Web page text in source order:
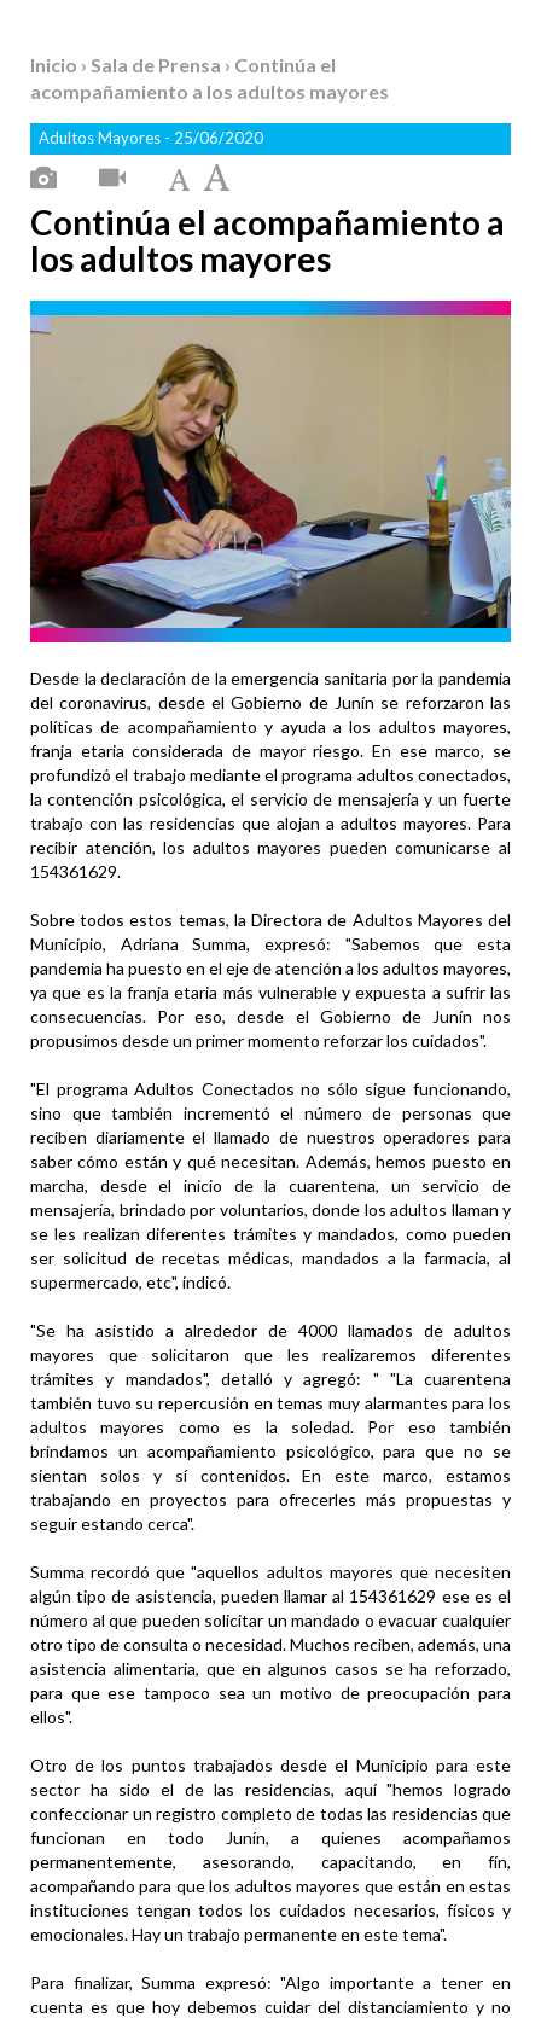
Inicio › Sala de Prensa › Continúa el
acompañamiento a los adultos mayores
Adultos Mayores - 25/06/2020
Continúa el acompañamiento a
los adultos mayores
Desde la declaración de la emergencia sanitaria por la pandemia
del coronavirus, desde el Gobierno de Junín se reforzaron las
políticas de acompañamiento y ayuda a los adultos mayores,
franja etaria considerada de mayor riesgo. En ese marco, se
profundizó el trabajo mediante el programa adultos conectados,
la contención psicológica, el servicio de mensajería y un fuerte
trabajo con las residencias que alojan a adultos mayores. Para
recibir atención, los adultos mayores pueden comunicarse al
154361629.
Sobre todos estos temas, la Directora de Adultos Mayores del
Municipio, Adriana Summa, expresó: "Sabemos que esta
pandemia ha puesto en el eje de atención a los adultos mayores,
ya que es la franja etaria más vulnerable y expuesta a sufrir las
consecuencias. Por eso, desde el Gobierno de Junín nos
propusimos desde un primer momento reforzar los cuidados".
"El programa Adultos Conectados no sólo sigue funcionando,
sino que también incrementó el número de personas que
reciben diariamente el llamado de nuestros operadores para
saber cómo están y qué necesitan. Además, hemos puesto en
marcha, desde el inicio de la cuarentena, un servicio de
mensajería, brindado por voluntarios, donde los adultos llaman y
se les realizan diferentes trámites y mandados, como pueden
ser solicitud de recetas médicas, mandados a la farmacia, al
supermercado, etc", indicó.
"Se ha asistido a alrededor de 4000 llamados de adultos
mayores que solicitaron que les realizaremos diferentes
trámites y mandados", detalló y agregó: " "La cuarentena
también tuvo su repercusión en temas muy alarmantes para los
adultos mayores como es la soledad. Por eso también
brindamos un acompañamiento psicológico, para que no se
sientan solos y sí contenidos. En este marco, estamos
trabajando en proyectos para ofrecerles más propuestas y
seguir estando cerca".
Summa recordó que "aquellos adultos mayores que necesiten
algún tipo de asistencia, pueden llamar al 154361629 ese es el
número al que pueden solicitar un mandado o evacuar cualquier
otro tipo de consulta o necesidad. Muchos reciben, además, una
asistencia alimentaria, que en algunos casos se ha reforzado,
para que ese tampoco sea un motivo de preocupación para
ellos".
Otro de los puntos trabajados desde el Municipio para este
sector ha sido el de las residencias, aquí "hemos logrado
confeccionar un registro completo de todas las residencias que
funcionan en todo Junín, a quienes acompañamos
permanentemente, asesorando, capacitando, en fín,
acompañando para que los adultos mayores que están en estas
instituciones tengan todos los cuidados necesarios, físicos y
emocionales. Hay un trabajo permanente en este tema".
Para finalizar, Summa expresó: "Algo importante a tener en
cuenta es que hoy debemos cuidar del distanciamiento y no